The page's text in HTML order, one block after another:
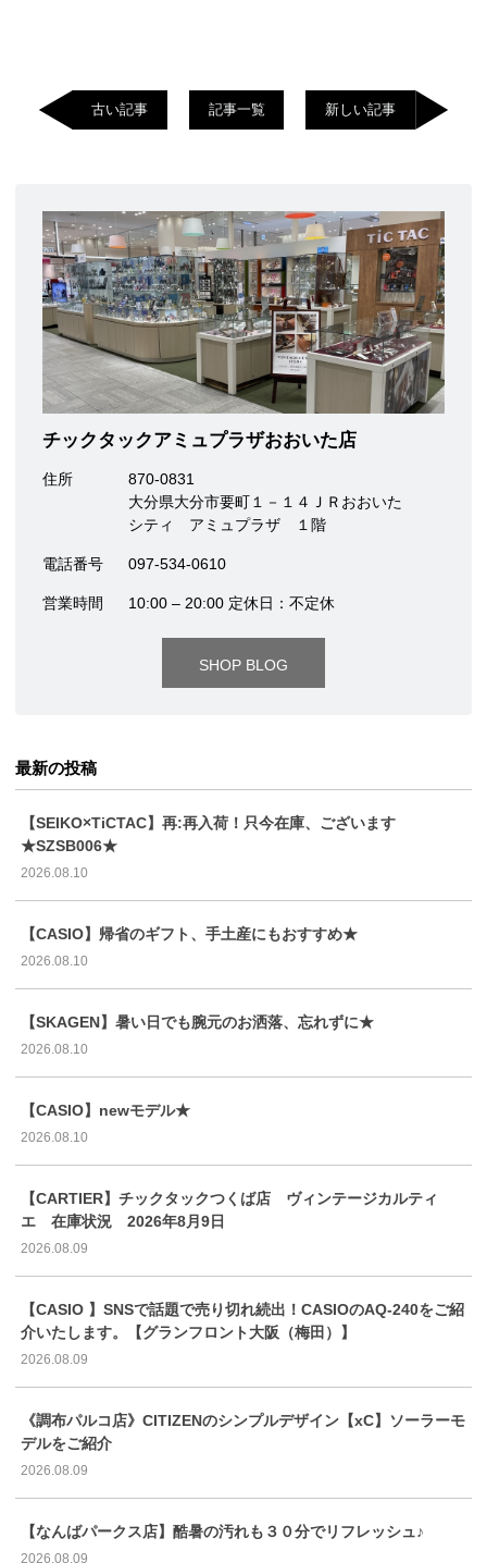
古い記事 記事一覧 新しい記事
チックタックアミュプラザおおいた店
住所
870-0831
大分県大分市要町１－１４ＪＲおおいた
シティ アミュプラザ １階
電話番号 097-534-0610
営業時間 10:00 – 20:00 定休日：不定休
SHOP BLOG
最新の投稿
【SEIKO×TiCTAC】再:再入荷！只今在庫、ございます
★SZSB006★
2026.08.10
【CASIO】帰省のギフト、手土産にもおすすめ★
2026.08.10
【SKAGEN】暑い日でも腕元のお洒落、忘れずに★
2026.08.10
【CASIO】newモデル★
2026.08.10
【CARTIER】チックタックつくば店 ヴィンテージカルティ
エ 在庫状況 2026年8月9日
2026.08.09
【CASIO 】SNSで話題で売り切れ続出！CASIOのAQ-240をご紹
介いたします。【グランフロント大阪（梅田）】
2026.08.09
《調布パルコ店》CITIZENのシンプルデザイン【xC】ソーラーモ
デルをご紹介
2026.08.09
【なんばパークス店】酷暑の汚れも３０分でリフレッシュ♪
2026.08.09